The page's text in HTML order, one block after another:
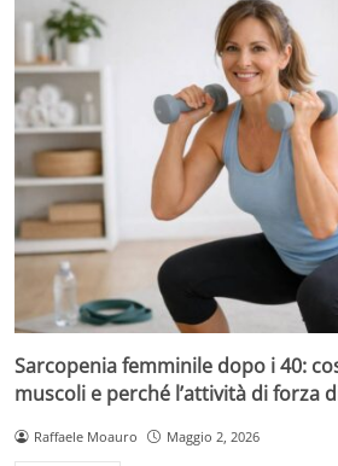
Sarcopenia femminile dopo i 40:
muscoli e perché l’attività di forza
Raffaele Moauro Maggio 2, 2026